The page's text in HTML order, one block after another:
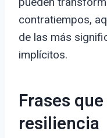
contratiempos,
de las más
implícitos.
Frases
resiliencia